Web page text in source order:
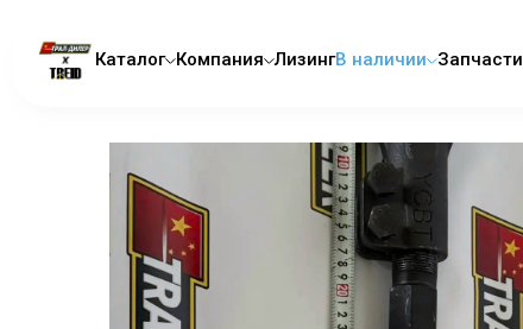
Каталог Компания ЛизингВ наличии Запчасти